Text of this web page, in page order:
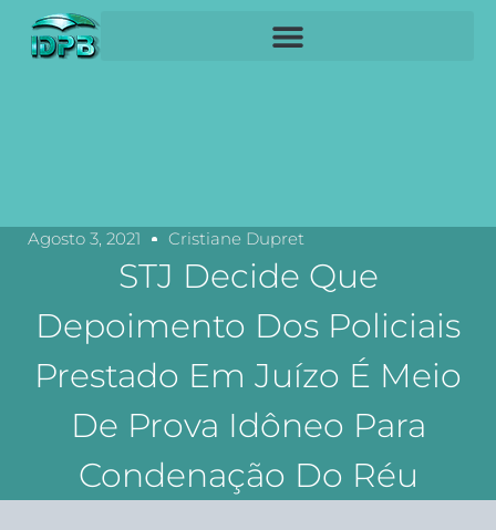
Agosto 3, 2021 Cristiane Dupret
STJ Decide Que
Depoimento Dos Policiais
Prestado Em Juízo É Meio
De Prova Idôneo Para
Condenação Do Réu